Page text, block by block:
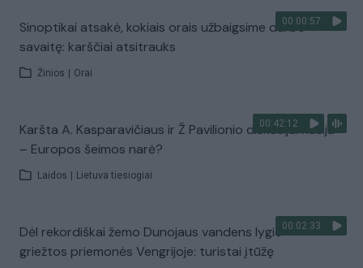
00:00:57
Sinoptikai atsakė, kokiais orais užbaigsime darbo
savaitę: karščiai atsitrauks
Žinios Orai
00:42:12
Karšta A. Kasparavičiaus ir Ž Pavilionio diskusija: Rusija
– Europos šeimos narė?
Laidos Lietuva tiesiogiai
00:02:33
Dėl rekordiškai žemo Dunojaus vandens lygio –
griežtos priemonės Vengrijoje: turistai įtūžę